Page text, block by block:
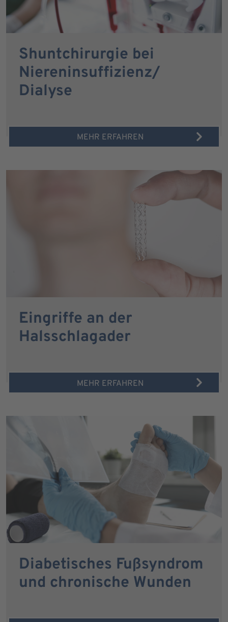
Shuntchirurgie bei
Niereninsuffizienz/
Dialyse
MEHR ERFAHREN
Eingriffe an der
Halsschlagader
MEHR ERFAHREN
Diabetisches Fußsyndrom
und chronische Wunden